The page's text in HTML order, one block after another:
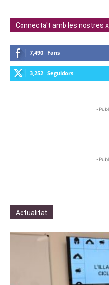
Connecta't amb les nostres
7,490 Fans
3,252 Seguidors
-
-
Actualitat